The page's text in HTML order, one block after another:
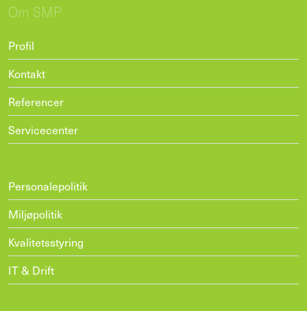
Om SMP
Profil
Kontakt
Referencer
Servicecenter
Personalepolitik
Miljøpolitik
Kvalitetsstyring
IT & Drift